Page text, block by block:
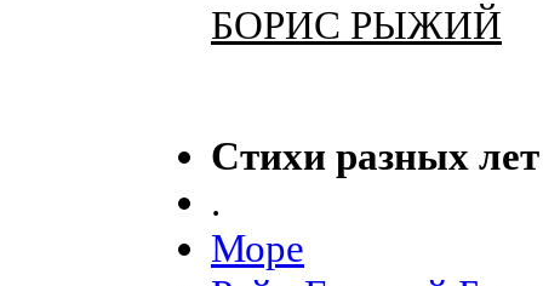
БОРИС РЫЖИЙ
Стихи разных лет
.
Море